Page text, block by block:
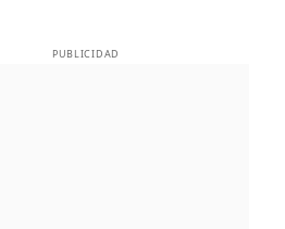
PUBLICIDAD